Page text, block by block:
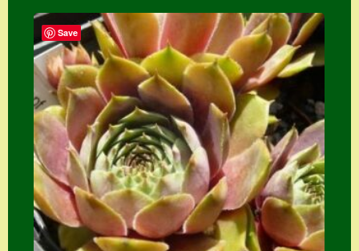
Save